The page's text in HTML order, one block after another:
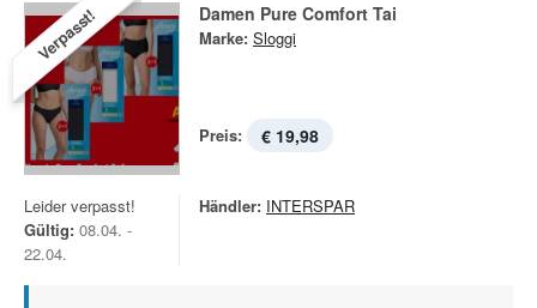
Verpasst! Damen Pure Comfort Tai
Marke: Sloggi
Preis: € 19,98
Leider verpasst!
Gültig: 08.04. -
22.04.
Händler: INTERSPAR